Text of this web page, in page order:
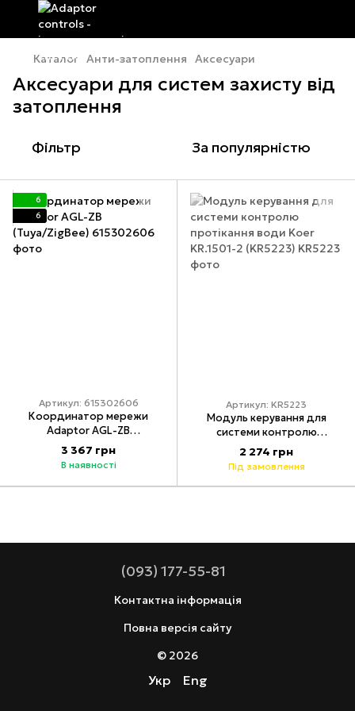
Каталог Анти-затоплення Аксесуари
Аксесуари для систем захисту від
затоплення
Фільтр За популярністю
6
6
Артикул: 615302606
Координатор мережи
Adaptor AGL-ZB
(Tuya/ZigBee)
3 367 грн
В наявності
Артикул: KR5223
Модуль керування для
системи контролю
протікання води Koer
KR.1501-2 (KR5223)
2 274 грн
Під замовлення
(093) 177-55-81
Контактна інформація
Повна версія сайту
© 2026
Укр Eng